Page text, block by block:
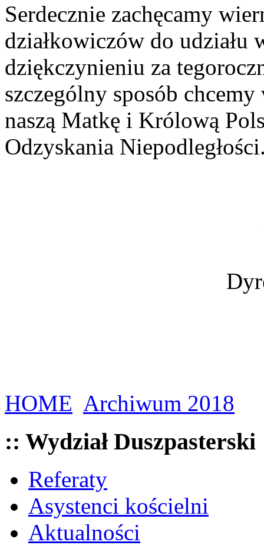
Serdecznie zachęcamy
działkowiczów do
dziękczynieniu za
szczególny sposób
naszą Matkę i Królową
Odzyskania
HOME Archiwum 2018
:: Wydział Duszpasterski
Referaty
Asystenci kościelni
Aktualności